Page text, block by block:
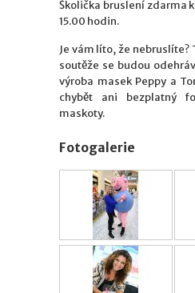
Školička bruslení zdarma
15.00 hodin.
Je vám líto, že nebruslíte?
soutěže se budou
výroba masek Peppy a
chybět ani bezplatný
maskoty.
Fotogalerie